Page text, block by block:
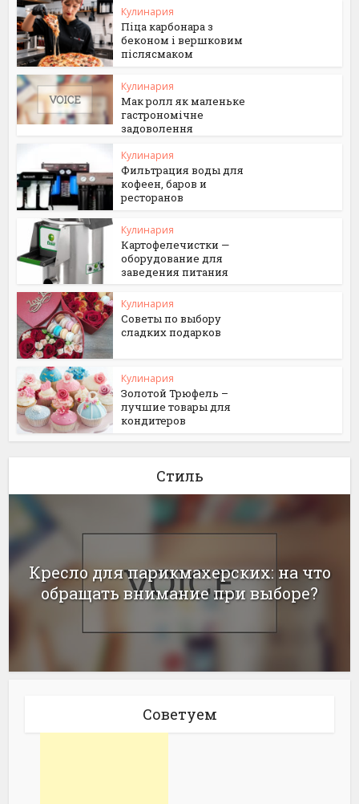
Кулинария
Піца карбонара з
беконом і вершковим
післясмаком
Кулинария
Мак ролл як маленьке
гастрономічне
задоволення
Кулинария
Фильтрация воды для
кофеен, баров и
ресторанов
Кулинария
Картофелечистки —
оборудование для
заведения питания
Кулинария
Советы по выбору
сладких подарков
Кулинария
Золотой Трюфель –
лучшие товары для
кондитеров
Стиль
Кресло для парикмахерских: на что
обращать внимание при выборе?
Советуем